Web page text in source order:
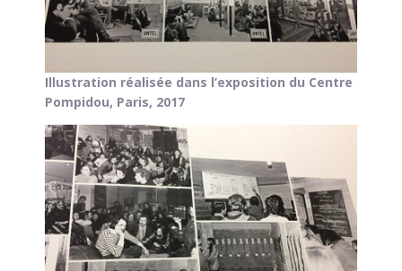
Illustration réalisée dans l’exposition du Centre
Pompidou, Paris, 2017